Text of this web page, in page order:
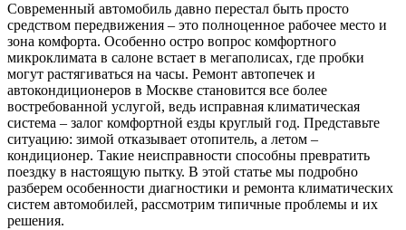
Современный автомобиль давно перестал быть просто
средством передвижения – это полноценное рабочее место и
зона комфорта. Особенно остро вопрос комфортного
микроклимата в салоне встает в мегаполисах, где пробки
могут растягиваться на часы. Ремонт автопечек и
автокондиционеров в Москве становится все более
востребованной услугой, ведь исправная климатическая
система – залог комфортной езды круглый год. Представьте
ситуацию: зимой отказывает отопитель, а летом –
кондиционер. Такие неисправности способны превратить
поездку в настоящую пытку. В этой статье мы подробно
разберем особенности диагностики и ремонта климатических
систем автомобилей, рассмотрим типичные проблемы и их
решения.